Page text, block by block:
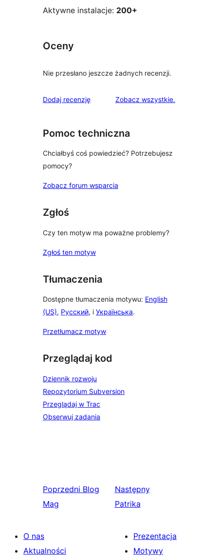
Aktywne instalacje: 200+
Oceny
Nie przesłano jeszcze żadnych recenzji.
Dodaj recenzję Zobacz wszystkierecenzje
.
Pomoc techniczna
Chciałbyś coś powiedzieć? Potrzebujesz
pomocy?
Zobacz forum wsparcia
Zgłoś
Czy ten motyw ma poważne problemy?
Zgłoś ten motyw
Tłumaczenia
Dostępne tłumaczenia motywu: English
(US), Русский, i Українська.
Przetłumacz motyw
Przeglądaj kod
Dziennik rozwoju
Repozytorium Subversion
Przeglądaj w Trac
Obserwuj zadania
Poprzedni Blog
Mag
Następny
Patrika
O nas
Aktualności
Prezentacja
Motywy